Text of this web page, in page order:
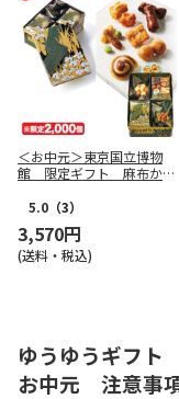
＜お中元＞東京国立博物
館 限定ギフト 麻布かり
かりんと詰合せ（東日本
5.0 （3）
3,570円
(送料・税込)
ゆうゆうギフ
お中元 注意事